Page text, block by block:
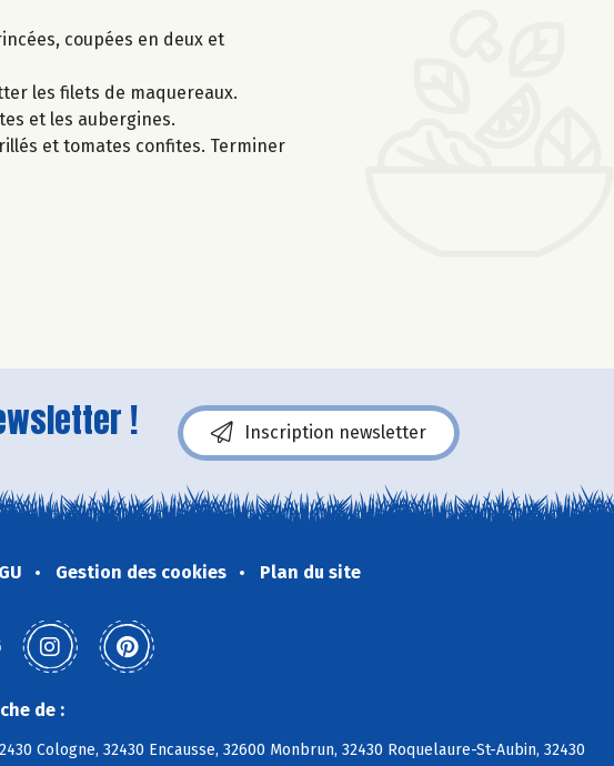
coupées en deux et
les filets de maquereaux.
et les aubergines.
et tomates confites. Terminer
! Inscription newsletter
Gestion des cookies Plan du site
de :
Cologne, 32430 Encausse, 32600 Monbrun, 32430 Roquelaure-St-Aubin, 32430